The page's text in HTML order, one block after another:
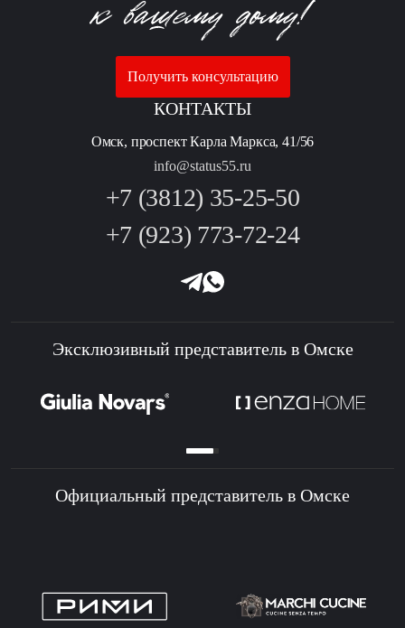
Получить консультацию
КОНТАКТЫ
Омск, проспект Карла Маркса, 41/56
info@status55.ru
+7 (3812) 35-25-50
+7 (923) 773-72-24
Эксклюзивный представитель в Омске
Официальный представитель в Омске